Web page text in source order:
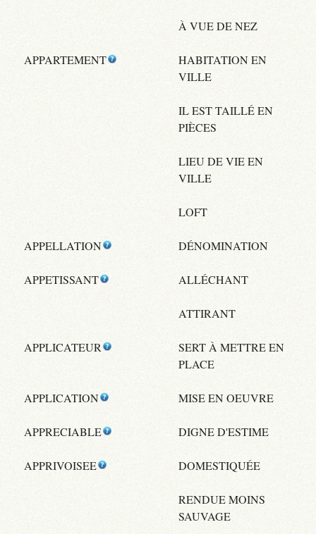
À VUE DE NEZ
APPARTEMENT
HABITATION EN
VILLE
IL EST TAILLÉ EN
PIÈCES
LIEU DE VIE EN
VILLE
LOFT
APPELLATION DÉNOMINATION
APPETISSANT ALLÉCHANT
ATTIRANT
APPLICATEUR
SERT À METTRE EN
PLACE
APPLICATION MISE EN OEUVRE
APPRECIABLE DIGNE D'ESTIME
APPRIVOISEE DOMESTIQUÉE
RENDUE MOINS
SAUVAGE